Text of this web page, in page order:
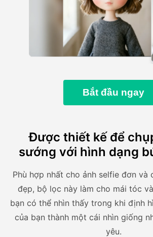
Bắt đầu ngay
Được thiết kế để
sướng với hình dạng
Phù hợp nhất cho ảnh selfie đơn và
đẹp, bộ lọc này làm cho mái tóc
bạn có thể nhìn thấy trong khi định
của bạn thành một cái nhìn giống
yêu.